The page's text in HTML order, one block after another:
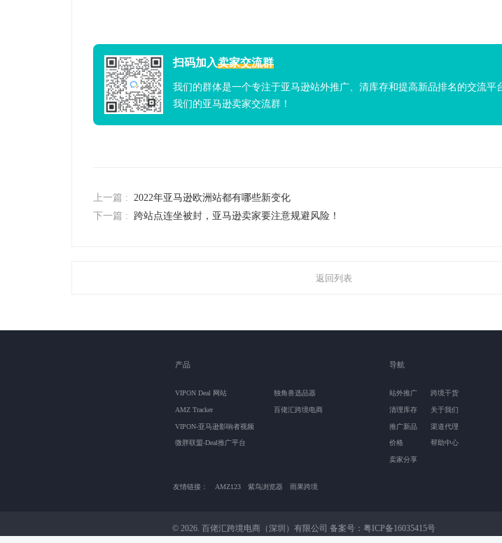
扫码加入卖家交流群
我们的群体是一个专注于亚马逊站外推广、清库存和提高新品排名的交流平
我们的亚马逊卖家交流群！
上一篇 :
2022年亚马逊欧洲站都有哪些新变化
下一篇 : 跨站点连坐被封，亚马逊卖家要注意规避风险！
返回列表
产品
VIPON Deal 网站
AMZ Tracker
VIPON-亚马逊影响者视频
微胖联盟-Deal推广平台
独角兽选品器
百佬汇跨境电商
导航
站外推广
清理库存
推广新品
价格
卖家分享
跨境干货
关于我们
渠道代理
帮助中心
友情链接： AMZ123 紫鸟浏览器 雨果跨境
© 2026. 百佬汇跨境电商（深圳）有限公司 备案号：粤ICP备16035415号